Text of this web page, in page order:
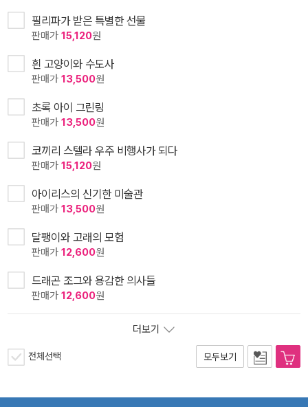
필리파가 받은 특별한 선물
판매가 15,120원
흰 고양이와 수도사
판매가 13,500원
초록 아이 그린링
판매가 13,500원
코끼리 스텔라 우주 비행사가 되다
판매가 15,120원
아이리스의 신기한 미술관
판매가 13,500원
달팽이와 고래의 모험
판매가 12,600원
드래곤 조그와 용감한 의사들
판매가 12,600원
더보기
전체선택 모두보기